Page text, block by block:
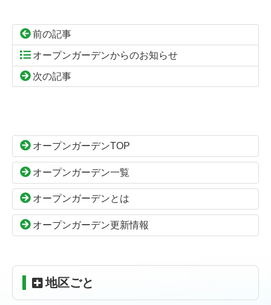
前の記事
オープンガーデンからのお知らせ
次の記事
ン
本
文
先
へ
る
の
頭
へ
る
オープンガーデンTOP
オープンガーデン一覧
オープンガーデンとは
オープンガーデン更新情報
地区ごと